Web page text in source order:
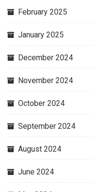
February 2025
January 2025
December 2024
November 2024
October 2024
September 2024
August 2024
June 2024